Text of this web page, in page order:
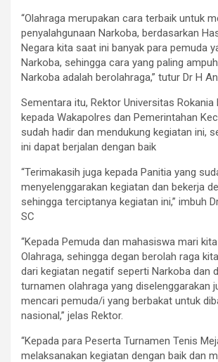
“Olahraga merupakan cara terbaik untuk
penyalahgunaan Narkoba, berdasarkan
Negara kita saat ini banyak para pemuda
Narkoba, sehingga cara yang paling
Narkoba adalah berolahraga,” tutur Dr H
Sementara itu, Rektor Universitas Rokania
kepada Wakapolres dan Pemerintahan
sudah hadir dan mendukung kegiatan ini,
ini dapat berjalan dengan baik
“Terimakasih juga kepada Panitia yang
menyelenggarakan kegiatan dan bekerja
sehingga terciptanya kegiatan ini,” imbuh
SC
“Kepada Pemuda dan mahasiswa mari
Olahraga, sehingga degan berolah raga
dari kegiatan negatif seperti Narkoba dan
turnamen olahraga yang diselenggarakan
mencari pemuda/i yang berbakat untuk
nasional,” jelas Rektor.
“Kepada para Peserta Turnamen Tenis
melaksanakan kegiatan dengan baik dan